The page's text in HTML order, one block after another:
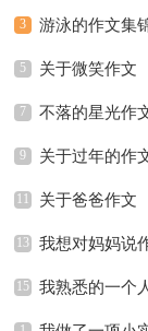
游泳的作文集
关于微笑作文
不落的星光作
关于过年的作
关于爸爸作文
我想对妈妈说
我熟悉的一个